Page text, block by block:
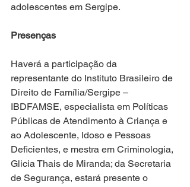
adolescentes em Sergipe.
Presenças
Haverá a participação da
representante do Instituto Brasileiro de
Direito de Família/Sergipe –
IBDFAMSE, especialista em Políticas
Públicas de Atendimento à Criança e
ao Adolescente, Idoso e Pessoas
Deficientes, e mestra em Criminologia,
Glicia Thais de Miranda; da Secretaria
de Segurança, estará presente o